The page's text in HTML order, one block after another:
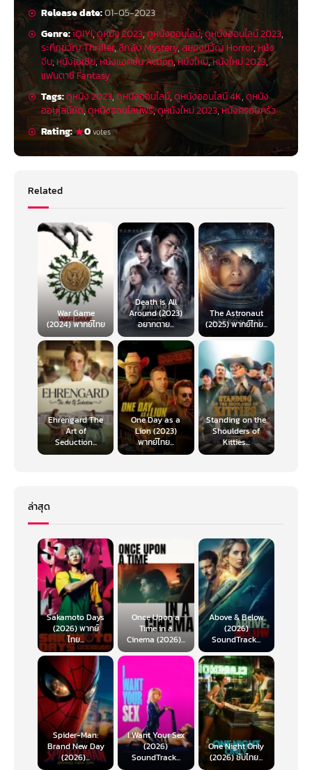
Release date:01-05-2023
Genre:iQIYI,ดูหนัง 2023,ดูหนังออนไลน์,ดูหนังออนไลน์ 2023,
ระทึกขวัญ Thriller,ลึกลับ Mystery,สยองขวัญ Horror, หนัง
จีน,หนังเอเชีย,หนังแอคชั่น Action,หนังใหม่,หนังใหม่ 2023,
แฟนตาซี Fantasy
Tags:ดูหนัง 2023,ดูหนังออนไลน์,ดูหนังออนไลน์ 4K,ดูหนัง
ออนไลน์ชัด,ดูหนังออนไลน์ฟรี,ดูหนังใหม่ 2023,หนังครอบครัว
Rating:
0votes
Related
War Game
(2024) พากย์ไทย
Death is All
Around (2023)
อยากตาย...
The Astronaut
(2025) พากย์ไทย...
Ehrengard The
Art of
Seduction...
One Day as a
Lion (2023)
พากย์ไทย...
Standing on the
Shoulders of
Kitties...
ล่าสุด
Sakamoto Days
(2026) พากย์
ไทย...
Once Upon a
Time in a
Cinema (2026)...
Above & Below
(2026)
SoundTrack...
Spider-Man:
Brand New Day
(2026)...
I Want Your Sex
(2026)
SoundTrack...
One Night Only
(2026) ซับไทย...